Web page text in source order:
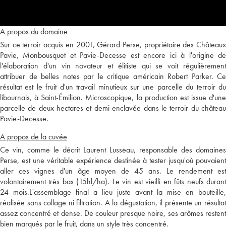
A propos du domaine
Sur ce terroir acquis en 2001, Gérard Perse, propriétaire des Châteaux
Pavie, Monbousquet et Pavie-Decesse est encore ici à l'origine de
l'élaboration d'un vin novateur et élitiste qui se voit régulièrement
attribuer de belles notes par le critique américain Robert Parker. Ce
résultat est le fruit d'un travail minutieux sur une parcelle du terroir du
libournais, à Saint-Émilion. Microscopique, la production est issue d'une
parcelle de deux hectares et demi enclavée dans le terroir du château
Pavie-Decesse.
A propos de la cuvée
Ce vin, comme le décrit Laurent Lusseau, responsable des domaines
Perse, est une véritable expérience destinée à tester jusqu'où pouvaient
aller ces vignes d'un âge moyen de 45 ans. Le rendement est
volontairement très bas (15hl/ha). Le vin est vieilli en fûts neufs durant
24 mois.L'assemblage final a lieu juste avant la mise en bouteille,
réalisée sans collage ni filtration. A la dégustation, il présente un résultat
assez concentré et dense. De couleur presque noire, ses arômes restent
bien marqués par le fruit, dans un style très concentré.